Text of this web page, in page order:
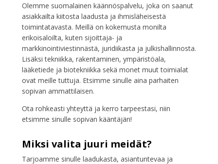
Olemme suomalainen käännöspalvelu, joka on saanut
asiakkailta kiitosta laadusta ja ihmisläheisestä
toimintatavasta. Meillä on kokemusta monilta
erikoisaloilta, kuten sijoittaja- ja
markkinointiviestinnästä, juridiikasta ja julkishallinnosta.
Lisäksi tekniikka, rakentaminen, ympäristöala,
lääketiede ja biotekniikka sekä monet muut toimialat
ovat meille tuttuja. Etsimme sinulle aina parhaiten
sopivan ammattilaisen.
Ota rohkeasti yhteyttä ja kerro tarpeestasi, niin
etsimme sinulle sopivan kääntäjän!
Miksi valita juuri meidät?
Tarjoamme sinulle laadukasta, asiantuntevaa ja